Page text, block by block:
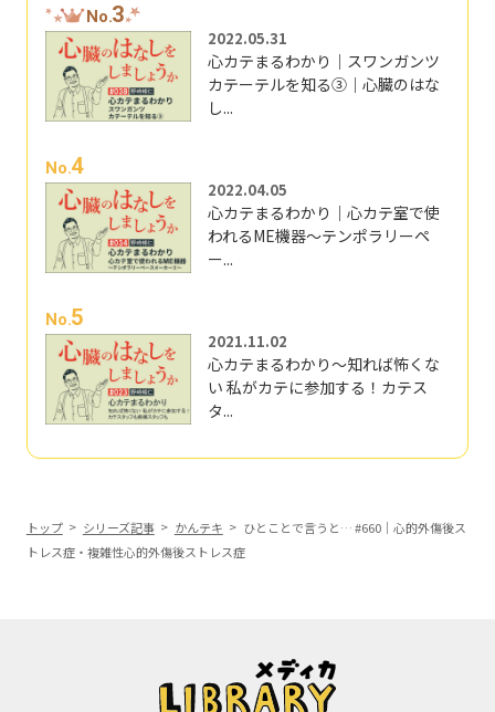
No.3
2022.05.31
心カテまるわかり｜スワンガンツ
カテーテルを知る③｜心臓のはな
し...
No.4
2022.04.05
心カテまるわかり｜心カテ室で使
われるME機器～テンポラリーペ
ー...
No.5
2021.11.02
心カテまるわかり～知れば怖くな
い 私がカテに参加する！カテス
タ...
トップ シリーズ記事 かんテキ
ひとことで言うと… #660｜心的外傷後ス
トレス症・複雑性心的外傷後ストレス症